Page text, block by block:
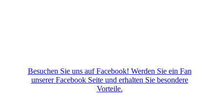
Besuchen Sie uns auf Facebook! Werden Sie ein Fan
unserer Facebook Seite und erhalten Sie besondere
Vorteile.